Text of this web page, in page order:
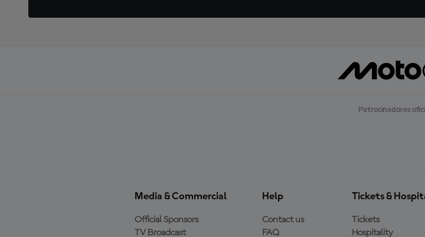
Patrocinadores
Media & Commercial
Official Sponsors
TV Broadcast
Help
Contact us
FAQ
Tickets &
Tickets
Hospitality